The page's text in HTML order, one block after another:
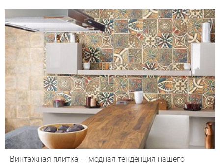
Винтажная плитка — модная тенденция нашего